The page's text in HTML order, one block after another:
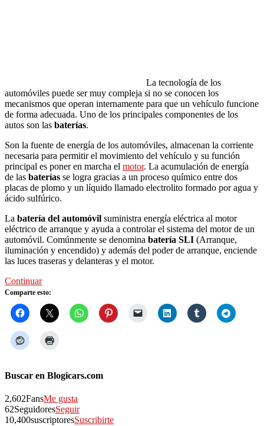
La tecnología de los
automóviles puede ser muy compleja si no se conocen los
mecanismos que operan internamente para que un vehículo funcione
de forma adecuada. Uno de los principales componentes de los
autos son las baterías.
Son la fuente de energía de los automóviles, almacenan la corriente
necesaria para permitir el movimiento del vehículo y su función
principal es poner en marcha el motor. La acumulación de energía
de las baterías se logra gracias a un proceso químico entre dos
placas de plomo y un líquido llamado electrolito formado por agua y
ácido sulfúrico.
La batería del automóvil suministra energía eléctrica al motor
eléctrico de arranque y ayuda a controlar el sistema del motor de un
automóvil. Comúnmente se denomina batería SLI (Arranque,
iluminación y encendido) y además del poder de arranque, enciende
las luces traseras y delanteras y el motor.
Continuar
Comparte esto:
Buscar en Blogicars.com
2,602FansMe gusta
62SeguidoresSeguir
10,400suscriptoresSuscribirte